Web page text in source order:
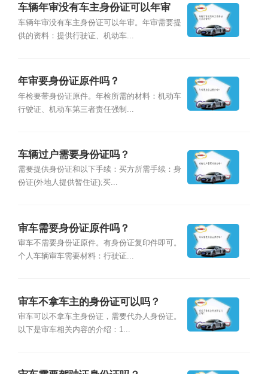
车辆年审没有车主身份证可以年审
吗？
车辆年审没有车主身份证可以年审。年审需要提
供的资料：提供行驶证、机动车...
年审要身份证原件吗？
年检要带身份证原件。年检所需的材料：机动车
行驶证、机动车第三者责任强制...
车辆过户需要身份证吗？
需要提供身份证和以下手续：买方所需手续：身
份证(外地人提供暂住证);买...
审车需要身份证原件吗？
审车不需要身份证原件。有身份证复印件即可。
个人车辆审车需要材料：行驶证...
审车不拿车主的身份证可以吗？
审车可以不拿车主身份证，需要代办人身份证。
以下是审车相关内容的介绍：1...